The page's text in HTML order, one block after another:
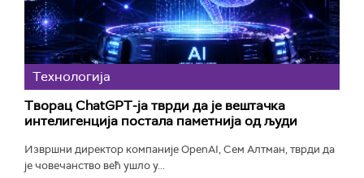
Технологијa
Творац ChatGPT-ја тврди да је вештачка
интелигенција постала паметнија од људи
Извршни директор компаније OpenAI, Сем Алтман, тврди да
је човечанство већ ушло у...